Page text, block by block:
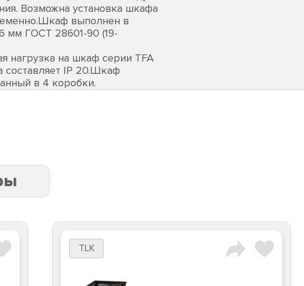
Возможна установка шкафа
выполнен в
мм ГОСТ 28601-90 (19-
нагрузка на шкаф серии TFA
составляет IP 20.Шкаф
в 4 коробки.
TLK